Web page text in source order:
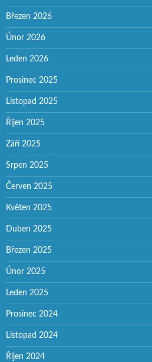
Březen 2026
Únor 2026
Leden 2026
Prosinec 2025
Listopad 2025
Říjen 2025
Září 2025
Srpen 2025
Červen 2025
Květen 2025
Duben 2025
Březen 2025
Únor 2025
Leden 2025
Prosinec 2024
Listopad 2024
Říjen 2024